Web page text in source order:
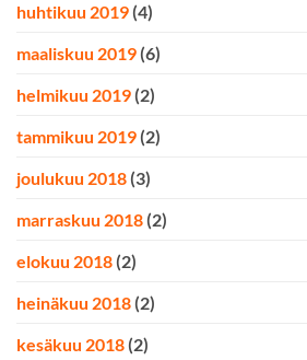
huhtikuu 2019 (4)
maaliskuu 2019 (6)
helmikuu 2019 (2)
tammikuu 2019 (2)
joulukuu 2018 (3)
marraskuu 2018 (2)
elokuu 2018 (2)
heinäkuu 2018 (2)
kesäkuu 2018 (2)